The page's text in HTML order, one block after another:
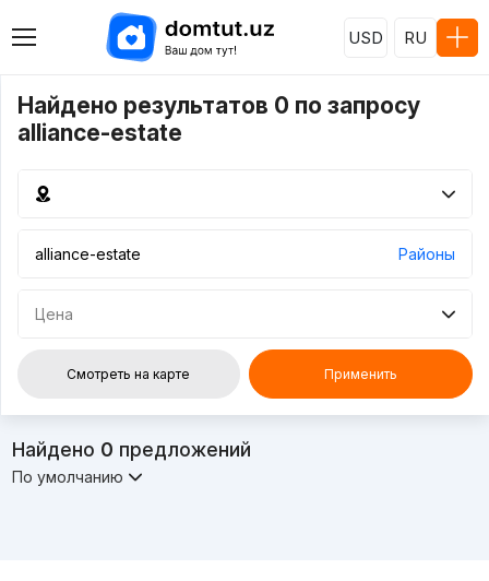
USD RU
Найдено результатов 0 по запросу
alliance-estate
Районы
Цена
Смотреть на карте Применить
Найдено 0 предложений
По умолчанию